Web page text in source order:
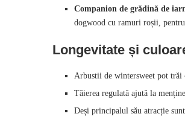
Companion de grădină de
dogwood cu ramuri roșii,
Longevitate și
Arbustii de wintersweet pot trăi
Tăierea regulată ajută la
Deși principalul său atracție